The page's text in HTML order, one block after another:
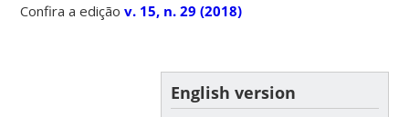
Confira a ediçãov. 15, n. 29 (2018)
English version